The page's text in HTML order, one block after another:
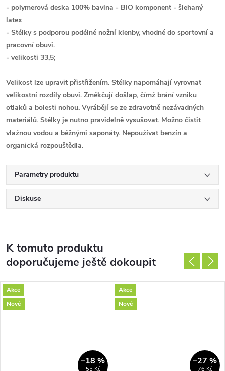
- polymerová deska 100% bavlna - BIO komponent - šlehaný
latex
- Stélky s podporou podélné nožní klenby, vhodné do sportovní a
pracovní obuvi.
- velikosti 33,5;
Velikost lze upravit přistřižením. Stélky napomáhají vyrovnat
velikostní rozdíly obuvi. Změkčují došlap, čímž brání vzniku
otlaků a bolesti nohou. Vyrábějí se ze zdravotně nezávadných
materiálů. Stélky je nutno pravidelně vysušovat. Možno čistit
vlažnou vodou a běžnými saponáty. Nepoužívat benzín a
organická rozpouštědla.
Parametry produktu
Diskuse
K tomuto produktu
doporučujeme ještě dokoupit
Akce
Nové
55 Kč
–18 %
Akce
Nové
76 Kč
–27 %